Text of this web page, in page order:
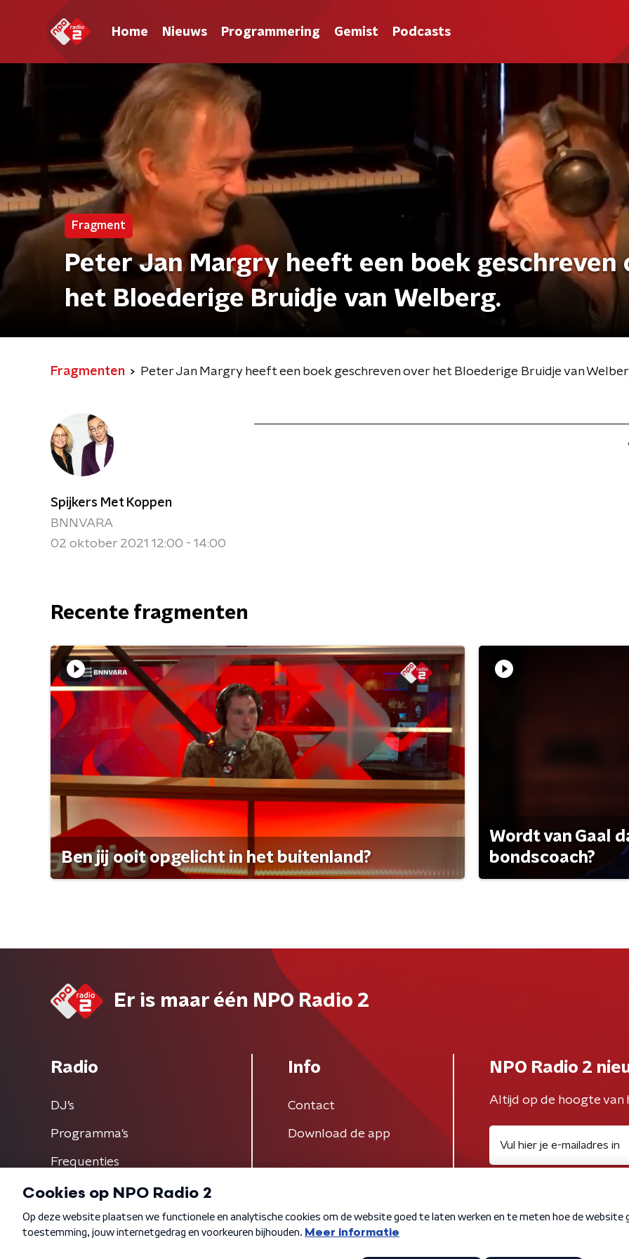
Home Nieuws Programmering Gemist Podcasts
Fragment
Peter Jan Margry heeft een boek geschreven
het Bloederige Bruidje van Welberg.
Fragmenten Peter Jan Margry heeft een boek geschreven over het Bloederige Bruidje van
Spijkers Met Koppen
BNNVARA
02 oktober 2021 12:00 - 14:00
Recente fragmenten
Ben jij ooit opgelicht in het buitenland?
Wordt van Gaal
bondscoach?
Er is maar één NPO Radio 2
Radio
DJ’s
Programma's
Frequenties
Info
Contact
Download de app
NPO Radio 2
Altijd op de hoogte van
Algemene voorwaarden Privacybeleid